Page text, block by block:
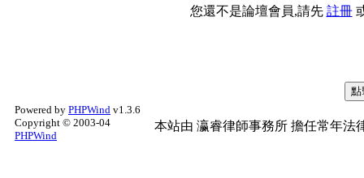
您還不是論壇會員,請先 註冊
Powered by PHPWind v1.3.6
Copyright © 2003-04
PHPWind
本站由 瀛睿律師事務所 擔任常年法